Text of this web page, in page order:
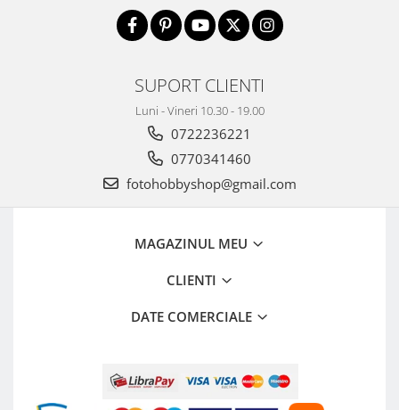
SUPORT CLIENTI
Luni - Vineri 10.30 - 19.00
0722236221
0770341460
fotohobbyshop@gmail.com
MAGAZINUL MEU
CLIENTI
DATE COMERCIALE